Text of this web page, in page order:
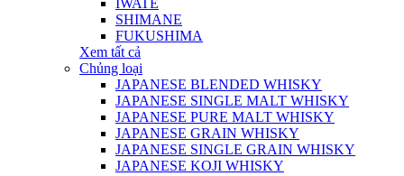
IWATE
SHIMANE
FUKUSHIMA
Xem tất cả
Chủng loại
JAPANESE BLENDED WHISKY
JAPANESE SINGLE MALT WHISKY
JAPANESE PURE MALT WHISKY
JAPANESE GRAIN WHISKY
JAPANESE SINGLE GRAIN WHISKY
JAPANESE KOJI WHISKY